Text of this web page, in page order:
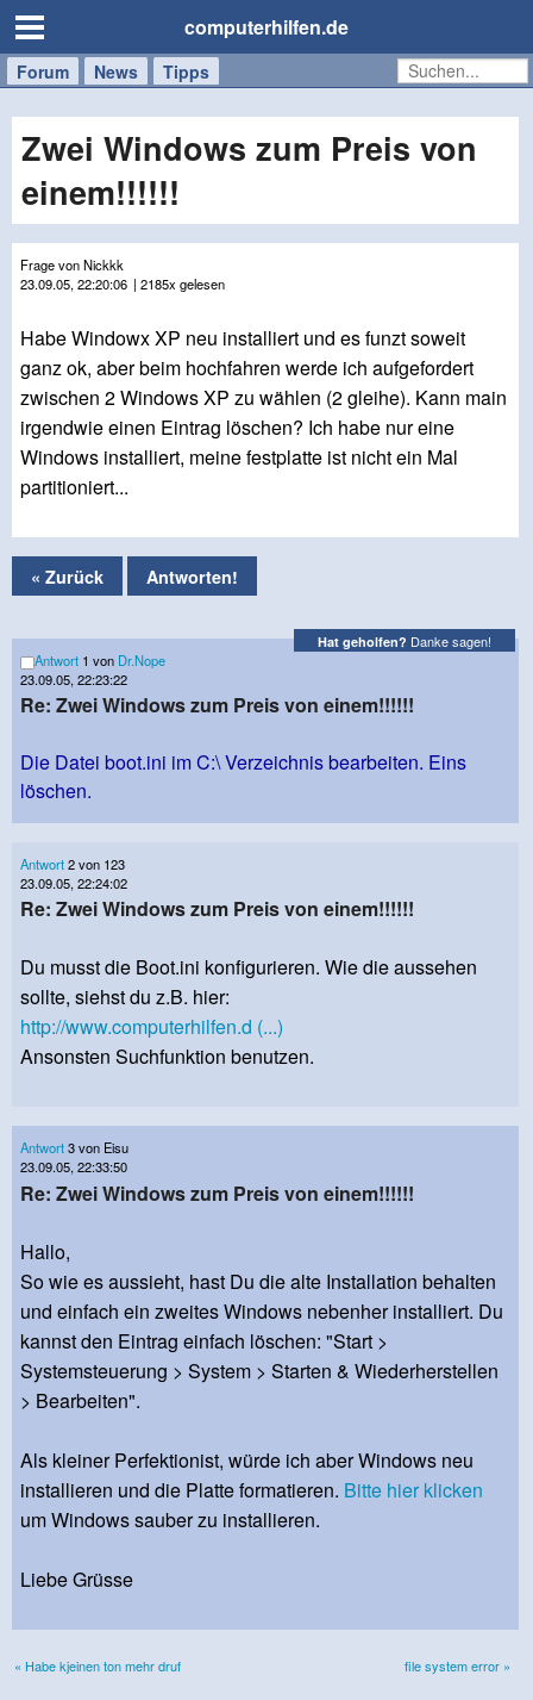
computerhilfen.de
Forum News Tipps
Handy
Tablet
Windows
Mac
Zwei Windows zum Preis von
einem!!!!!!
Frage von Nickkk
23.09.05, 22:20:06 | 2185x gelesen
Habe Windowx XP neu installiert und es funzt soweit
ganz ok, aber beim hochfahren werde ich aufgefordert
zwischen 2 Windows XP zu wählen (2 gleihe). Kann main
irgendwie einen Eintrag löschen? Ich habe nur eine
Windows installiert, meine festplatte ist nicht ein Mal
partitioniert...
« Zurück Antworten!
Hat geholfen? Danke sagen!
Antwort 1 von Dr.Nope
23.09.05, 22:23:22
Re: Zwei Windows zum Preis von einem!!!!!!
Die Datei boot.ini im C:\ Verzeichnis bearbeiten. Eins
löschen.
Antwort2 von 123
23.09.05, 22:24:02
Re: Zwei Windows zum Preis von einem!!!!!!
Du musst die Boot.ini konfigurieren. Wie die aussehen
sollte, siehst du z.B. hier:
http://www.computerhilfen.d (...)
Ansonsten Suchfunktion benutzen.
Antwort3 von Eisu
23.09.05, 22:33:50
Re: Zwei Windows zum Preis von einem!!!!!!
Hallo,
So wie es aussieht, hast Du die alte Installation behalten
und einfach ein zweites Windows nebenher installiert. Du
kannst den Eintrag einfach löschen: "Start >
Systemsteuerung > System > Starten & Wiederherstellen
> Bearbeiten".
Als kleiner Perfektionist, würde ich aber Windows neu
installieren und die Platte formatieren. Bitte hier klicken
um Windows sauber zu installieren.
Liebe Grüsse
« Habe kjeinen ton mehr druf file system error »